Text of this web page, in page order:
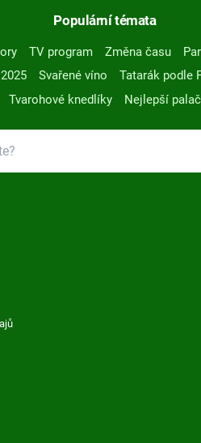
Populární témata
TV program Změna času
Svařené víno Tatarák podle
Tvarohové knedlíky Nejlepší